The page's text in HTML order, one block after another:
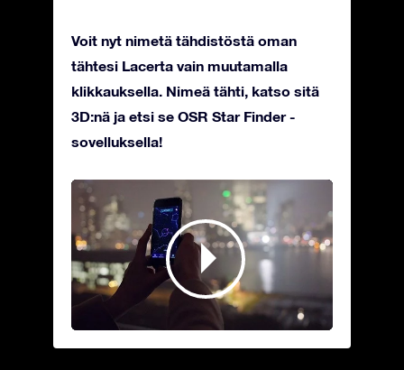
Voit nyt nimetä tähdistöstä oman
tähtesi Lacerta vain muutamalla
klikkauksella. Nimeä tähti, katso sitä
3D:nä ja etsi se OSR Star Finder -
sovelluksella!